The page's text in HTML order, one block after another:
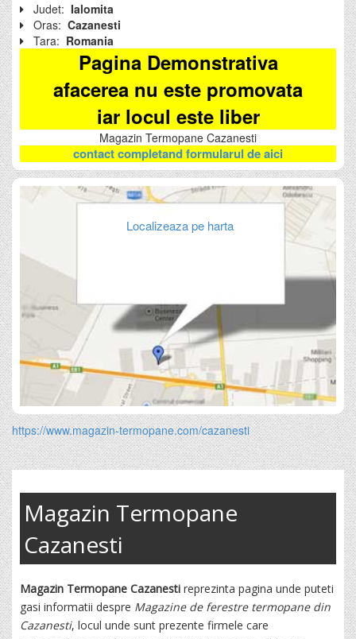
Judet: Ialomita
Oras: Cazanesti
Tara: Romania
Pagina Demonstrativa
afacerea nu este promovata
iar locul este liber
Magazin Termopane Cazanesti
contact completand formularul de aici
Localizeaza pe harta
https://www.magazin-termopane.com/cazanesti
Magazin Termopane
Cazanesti
Magazin Termopane Cazanesti reprezinta pagina unde puteti
gasi informatii despre Magazine de ferestre termopane din
Cazanesti, locul unde sunt prezente firmele care